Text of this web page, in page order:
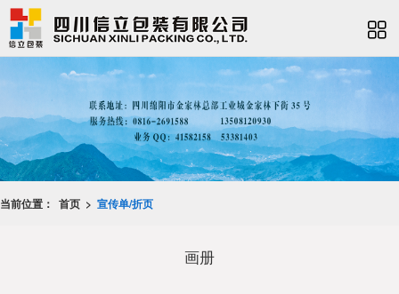
当前位置： 首页 > 宣传单/折页
画册